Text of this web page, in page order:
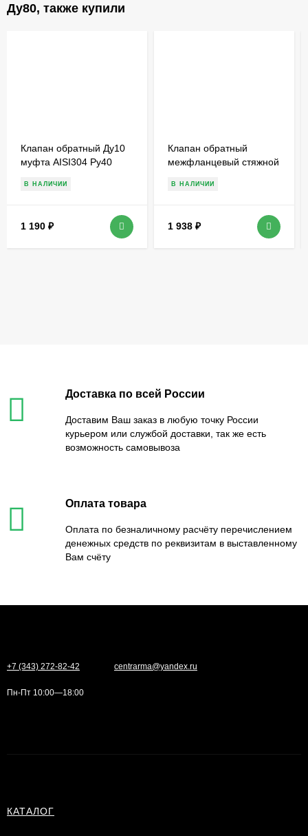
Ду80, также купили
Клапан обратный Ду10
муфта AISI304 Ру40
В НАЛИЧИИ
1 190 ₽
Клапан обратный
межфланцевый стяжной
Ру16
В НАЛИЧИИ
1 938 ₽
Доставка по всей России
Доставим Ваш заказ в любую точку России
курьером или службой доставки, так же есть
возможность самовывоза
Оплата товара
Оплата по безналичному расчёту перечислением
денежных средств по реквизитам в выставленному
Вам счёту
+7 (343) 272-82-42 centrarma@yandex.ru
Пн-Пт 10:00—18:00
КАТАЛОГ